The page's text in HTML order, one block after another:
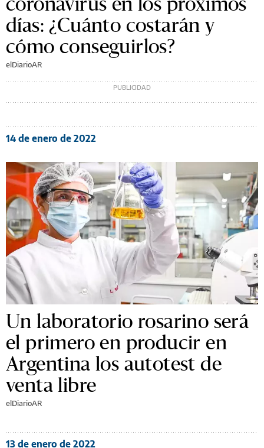
días: ¿Cuánto costarán y
cómo conseguirlos?
elDiarioAR
14 de enero de 2022
Un laboratorio rosarino será
el primero en producir en
Argentina los autotest de
venta libre
elDiarioAR
13 de enero de 2022